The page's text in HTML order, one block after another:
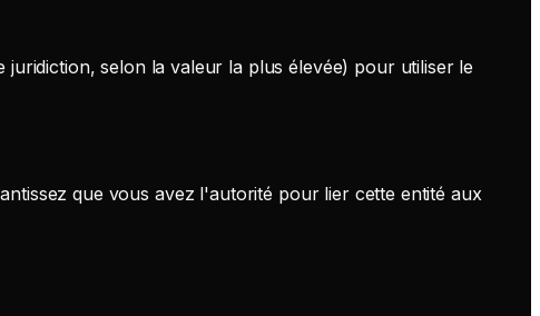
selon la valeur la plus élevée) pour utiliser le
que vous avez l'autorité pour lier cette entité aux